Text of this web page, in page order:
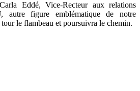
Eddé, Vice-Recteur aux relations
autre figure emblématique de notre
le flambeau et poursuivra le chemin.